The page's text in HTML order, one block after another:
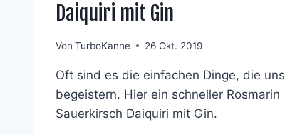
Daiquiri mit Gin
Von TurboKanne 26 Okt. 2019
Oft sind es die einfachen Dinge, die uns
begeistern. Hier ein schneller Rosmarin
Sauerkirsch Daiquiri mit Gin.